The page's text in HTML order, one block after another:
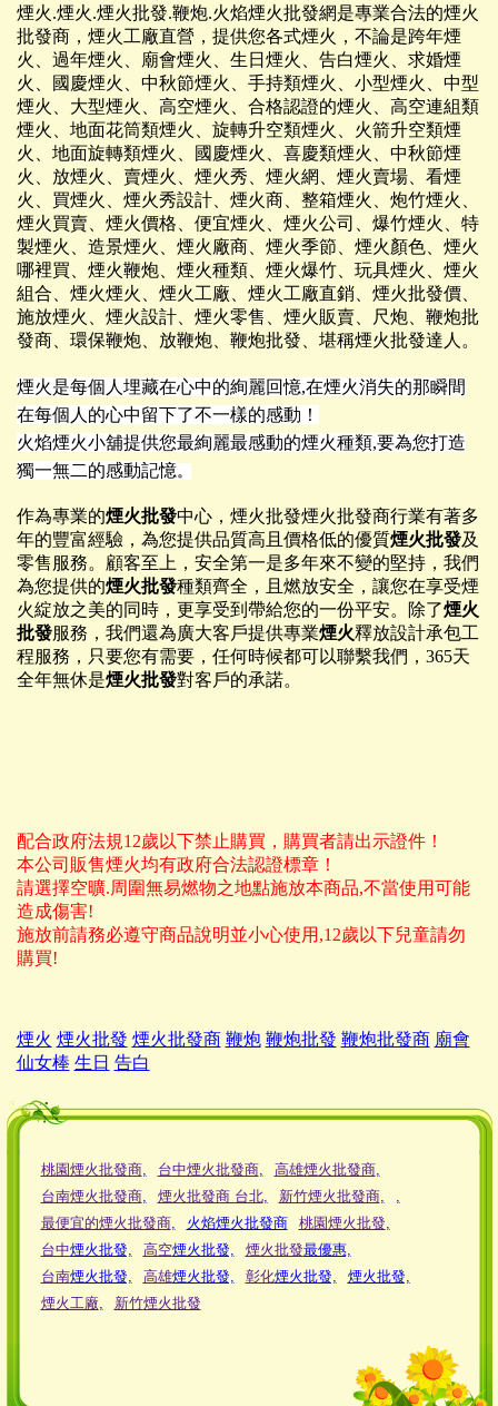
煙火.煙火.煙火批發.鞭炮.火焰煙火批發網是專業合法的煙火
批發商，煙火工廠直營，提供您各式煙火，不論是跨年煙
火、過年煙火、廟會煙火、生日煙火、告白煙火、求婚煙
火、國慶煙火、中秋節煙火、手持類煙火、小型煙火、中型
煙火、大型煙火、高空煙火、合格認證的煙火、高空連組類
煙火、地面花筒類煙火、旋轉升空類煙火、火箭升空類煙
火、地面旋轉類煙火、國慶煙火、喜慶類煙火、中秋節煙
火、放煙火、賣煙火、煙火秀、煙火網、煙火賣場、看煙
火、買煙火、煙火秀設計、煙火商、整箱煙火、炮竹煙火、
煙火買賣、煙火價格、便宜煙火、煙火公司、爆竹煙火、特
製煙火、造景煙火、煙火廠商、煙火季節、煙火顏色、煙火
哪裡買、煙火鞭炮、煙火種類、煙火爆竹、玩具煙火、煙火
組合、煙火煙火、煙火工廠、煙火工廠直銷、煙火批發價、
施放煙火、煙火設計、煙火零售、煙火販賣、尺炮、鞭炮批
發商、環保鞭炮、放鞭炮、鞭炮批發、堪稱煙火批發達人。
煙火是每個人埋藏在心中的絢麗回憶,在煙火消失的那瞬間
在每個人的心中留下了不一樣的感動！
火焰煙火小舖提供您最絢麗最感動的煙火種類,要為您打造
獨一無二的感動記憶。
作為專業的煙火批發中心，煙火批發煙火批發商行業有著多
年的豐富經驗，為您提供品質高且價格低的優質煙火批發及
零售服務。顧客至上，安全第一是多年來不變的堅持，我們
為您提供的煙火批發種類齊全，且燃放安全，讓您在享受煙
火綻放之美的同時，更享受到帶給您的一份平安。除了煙火
批發服務，我們還為廣大客戶提供專業煙火釋放設計承包工
程服務，只要您有需要，任何時候都可以聯繫我們，365天
全年無休是煙火批發對客戶的承諾。
配合政府法規12歲以下禁止購買，購買者請出示證件！
本公司販售煙火均有政府合法認證標章！
請選擇空曠.周圍無易燃物之地點施放本商品,不當使用可能
造成傷害!
施放前請務必遵守商品說明並小心使用,12歲以下兒童請勿
購買!
煙火 煙火批發 煙火批發商 鞭炮 鞭炮批發 鞭炮批發商 廟會
仙女棒 生日 告白
桃園煙火批發商, 台中煙火批發商, 高雄煙火批發商,
台南煙火批發商, 煙火批發商 台北, 新竹煙火批發商,
,
最便宜的煙火批發商, 火焰煙火批發商 桃園煙火批發,
台中煙火批發, 高空煙火批發, 煙火批發最優惠,
台南煙火批發, 高雄煙火批發, 彰化煙火批發,
煙火批發,
煙火工廠, 新竹煙火批發